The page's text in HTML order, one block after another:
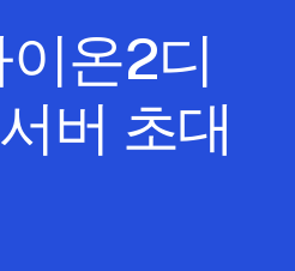
이온2디
버 초대